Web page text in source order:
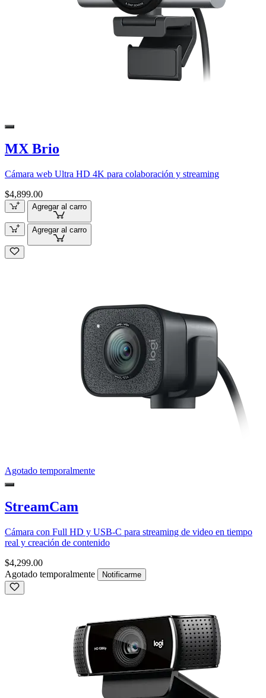
MX Brio
Cámara web Ultra HD 4K para colaboración y streaming
$4,899.00
Agregar al carro
Agregar al carro
Agotado temporalmente
StreamCam
Cámara con Full HD y USB-C para streaming de video en tiempo
real y creación de contenido
$4,299.00
Agotado temporalmente
Notificarme